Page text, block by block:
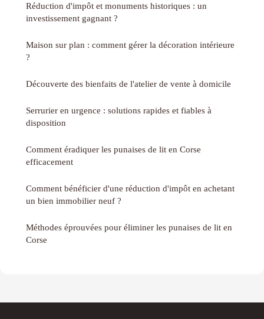
Réduction d'impôt et monuments historiques : un
investissement gagnant ?
Maison sur plan : comment gérer la décoration intérieure
?
Découverte des bienfaits de l'atelier de vente à domicile
Serrurier en urgence : solutions rapides et fiables à
disposition
Comment éradiquer les punaises de lit en Corse
efficacement
Comment bénéficier d'une réduction d'impôt en achetant
un bien immobilier neuf ?
Méthodes éprouvées pour éliminer les punaises de lit en
Corse